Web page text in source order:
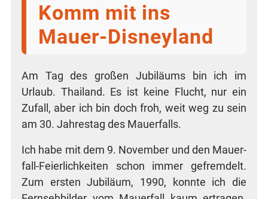
Komm mit ins
Mauer-Disneyland
Am Tag des gro­ßen Jubi­lä­ums bin ich im
Urlaub. Thai­land. Es ist kei­ne Flucht, nur ein
Zufall, aber ich bin doch froh, weit weg zu sein
am 30. Jah­res­tag des Mauerfalls.
Ich habe mit dem 9. Novem­ber und den Mau­er­
fall-Fei­er­lich­kei­ten schon immer gefrem­delt.
Zum ers­ten Jubi­lä­um, 1990, konn­te ich die